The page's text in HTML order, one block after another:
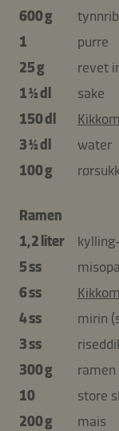
600 g
1
purre
25 g
revet
1 ½ dl
sake
150 dl
3 ½ dl
water
100 g
Ramen
1,2 liter
5 ss
6 ss
4 ss
mirin
3 ss
300 g
10
store
200 g
mais